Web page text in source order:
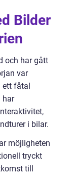
Bilder
och har gått
var
fåtal
har
i bilar.
möjligheten
tryckt
till